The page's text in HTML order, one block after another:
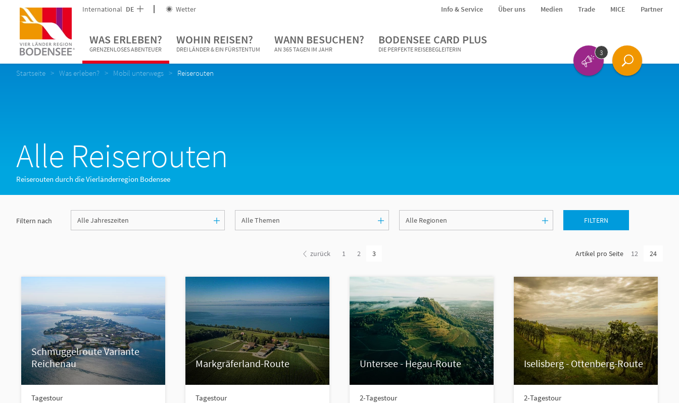
International DE Wetter Info & Service Über uns Medien Trade MICE Partner
WAS ERLEBEN?
GRENZENLOSES ABENTEUER
WOHIN REISEN?
DREI LÄNDER & EIN FÜRSTENTUM
WANN BESUCHEN?
AN 365 TAGEN IM JAHR
BODENSEE CARD PLUS
DIE PERFEKTE REISEBEGLEITERIN 3
Startseite Was erleben? Mobil unterwegs Reiserouten
Alle Reiserouten
Reiserouten durch die Vierländerregion Bodensee
Filtern nach FILTERN
zurück 1 2 3 Artikel pro Seite 12 24
Schmuggelroute Variante
Reichenau
Tagestour
Markgräferland-Route
Tagestour
Untersee - Hegau-Route
2-Tagestour
Iselisberg - Ottenberg-Route
2-Tagestour